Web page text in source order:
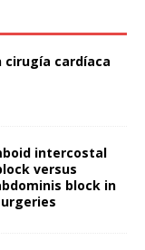
cirugía cardíaca
intercostal
versus
block in